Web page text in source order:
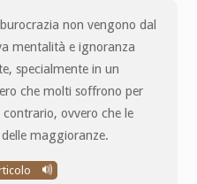
non vengono dal
mentalità e ignoranza
specialmente in un
che molti soffrono per
contrario, ovvero che le
maggioranze.